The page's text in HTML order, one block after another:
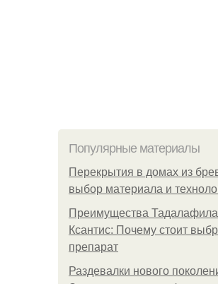
Популярные материалы
Перекрытия в домах из
выбор материала и
Преимущества
Ксантис: Почему стоит
препарат
Раздевалки нового